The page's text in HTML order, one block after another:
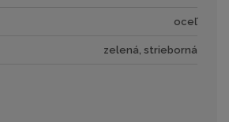
oceľ
zelená, strieborná